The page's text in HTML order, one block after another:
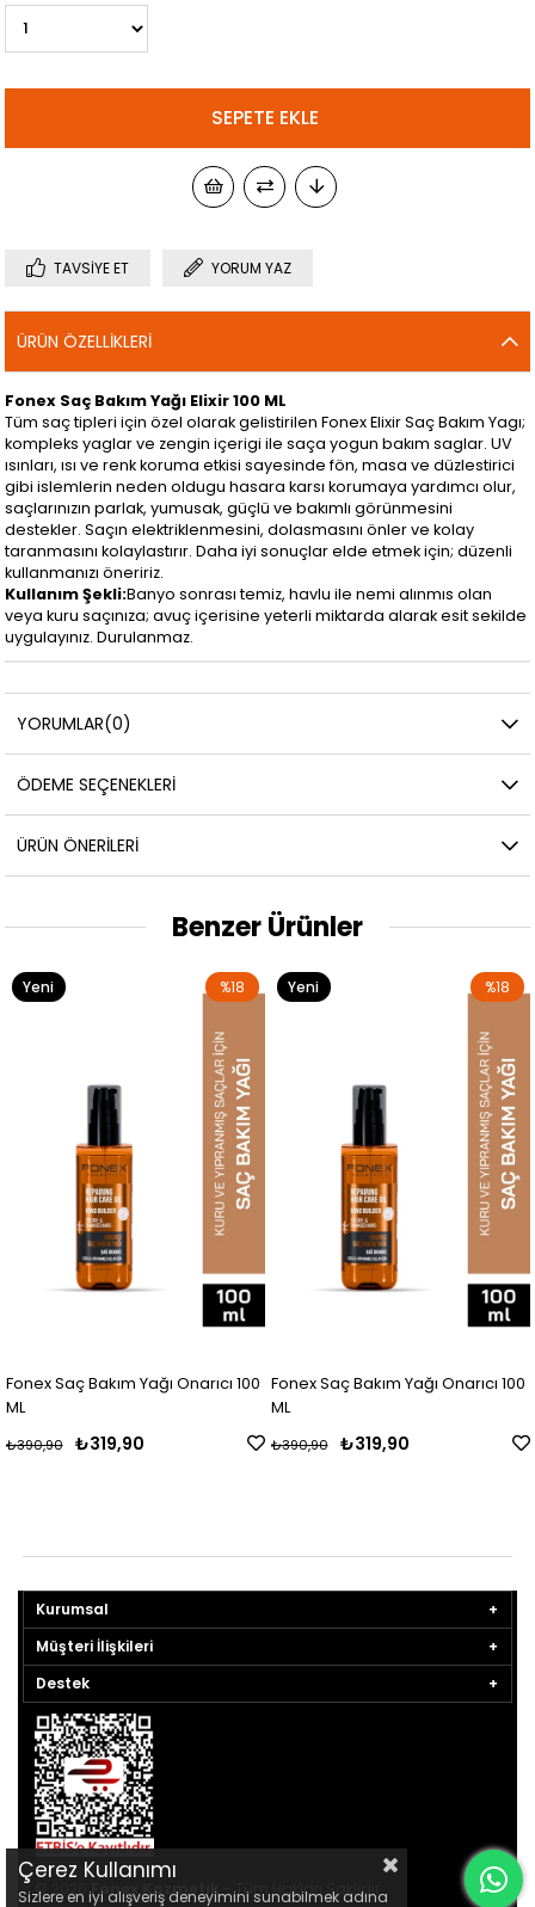
TAVSIYE ET YORUM YAZ
ÜRÜN ÖZELLIKLERI
Fonex Saç Bakım Yağı Elixir 100 ML
Tüm saç tipleri için özel olarak gelistirilen Fonex Elixir Saç Bakım Yagı;
kompleks yaglar ve zengin içerigi ile saça yogun bakım saglar. UV
ısınları, ısı ve renk koruma etkisi sayesinde fön, masa ve düzlestirici
gibi islemlerin neden oldugu hasara karsı korumaya yardımcı olur,
saçlarınızın parlak, yumusak, güçlü ve bakımlı görünmesini
destekler. Saçın elektriklenmesini, dolasmasını önler ve kolay
taranmasını kolaylastırır. Daha iyi sonuçlar elde etmek için; düzenli
kullanmanızı öneririz.
Kullanım Şekli:Banyo sonrası temiz, havlu ile nemi alınmıs olan
veya kuru saçınıza; avuç içerisine yeterli miktarda alarak esit sekilde
uygulayınız. Durulanmaz.
YORUMLAR(0)
ÖDEME SEÇENEKLERI
ÜRÜN ÖNERILERI
Benzer Ürünler
Fonex Saç Bakım Yağı Onarıcı 100
ML
₺319,90
₺390,90
%18
Yeni
Fonex Saç Bakım Yağı Onarıcı 100
ML
₺319,90
₺390,90
%18
Yeni
Kurumsal
Müşteri İlişkileri
Destek
© 2026 Fonex Kozmetik - Tüm Hakları Saklıdır.
Çerez Kullanımı
Sizlere en iyi alışveriş deneyimini sunabilmek adına